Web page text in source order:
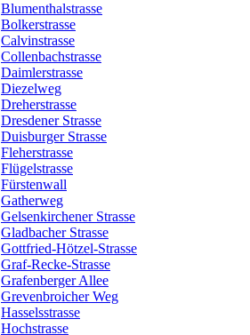
Blumenthalstrasse
Bolkerstrasse
Calvinstrasse
Collenbachstrasse
Daimlerstrasse
Diezelweg
Dreherstrasse
Dresdener Strasse
Duisburger Strasse
Fleherstrasse
Flügelstrasse
Fürstenwall
Gatherweg
Gelsenkirchener Strasse
Gladbacher Strasse
Gottfried-Hötzel-Strasse
Graf-Recke-Strasse
Grafenberger Allee
Grevenbroicher Weg
Hasselsstrasse
Hochstrasse